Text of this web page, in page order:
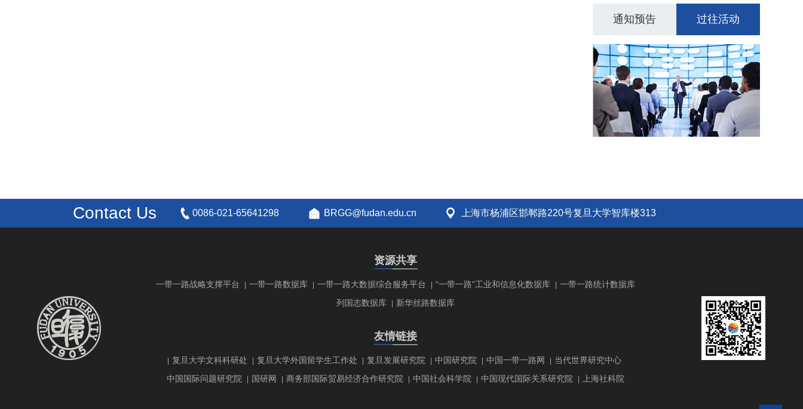
通知预告 过往活动
Contact Us 0086-021-65641298 BRGG@fudan.edu.cn 上海市杨浦区邯郸路220号复旦大学智库楼313
资源共享
一带一路战略支撑平台 一带一路数据库 一带一路大数据综合服务平台 “一带一路”工业和信息化数据库
一带一路统计数据库
列国志数据库
新华丝路数据库
友情链接
复旦大学文科科研处 复旦大学外国留学生工作处 复旦发展研究院 中国研究院 中国一带一路网
当代世界研究中心
中国国际问题研究院
国研网 商务部国际贸易经济合作研究院 中国社会科学院 中国现代国际关系研究院 上海社科院